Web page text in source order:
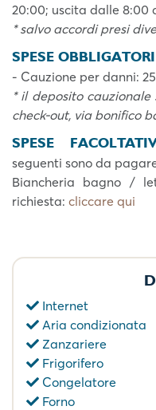
20:00; uscita dalle 8:00
* salvo accordi presi
SPESE
- Cauzione per danni:
* il deposito
check-out, via bonifico
SPESE
seguenti sono da
Biancheria bagno /
richiesta: cliccare qui
Internet
Aria condizionata
Zanzariere
Frigorifero
Congelatore
Forno